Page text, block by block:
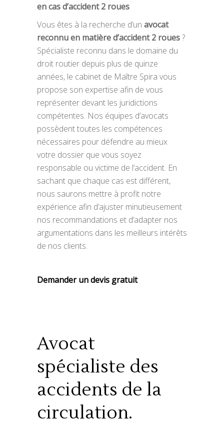
en cas d’accident 2 roues
Vous êtes à la recherche d’un avocat
reconnu en matière d’accident 2 roues?
Spécialiste reconnu dans le domaine du
droit routier depuis plus de quinze
années, le cabinet de Maître Spira vous
propose son expertise afin de vous
représenter devant les juridictions
compétentes. Nos équipes d’avocats
possèdent toutes les compétences
nécessaires pour défendre au mieux
votre dossier que vous soyez
responsable ou victime de l’accident. En
sachant que chaque cas est différent,
nous saurons mettre à profit notre
expérience afin d’ajuster minutieusement
nos recommandations et d’adapter nos
argumentations dans les meilleurs intérêts
de nos clients.
Demander un devis gratuit
Avocat
spécialiste des
accidents de la
circulation.